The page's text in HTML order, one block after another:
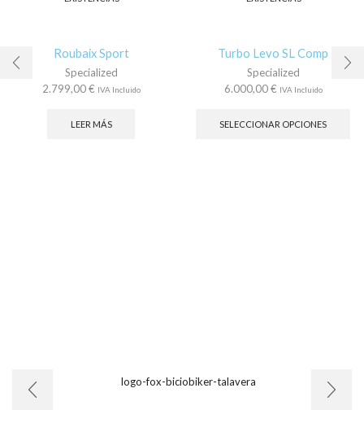
Roubaix Sport
Specialized
2.799,00€ IVA Incluido
LEER MÁS
Turbo Levo SL Comp
Specialized
6.000,00€ IVA Incluido
SELECCIONAR OPCIONES